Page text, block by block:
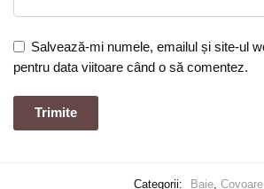
Salvează-mi numele, emailul și site-ul
pentru data viitoare când o să comentez.
Categorii: Baie, Covoare